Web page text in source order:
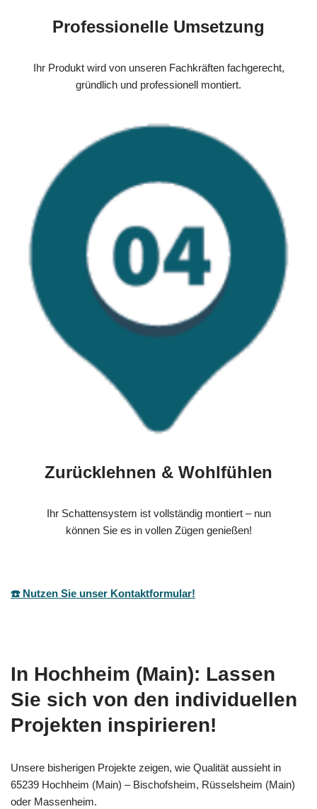
Professionelle Umsetzung
Ihr Produkt wird von unseren Fachkräften fachgerecht,
gründlich und professionell montiert.
Zurücklehnen & Wohlfühlen
Ihr Schattensystem ist vollständig montiert – nun
können Sie es in vollen Zügen genießen!
☎️ Nutzen Sie unser Kontaktformular!
In Hochheim (Main): Lassen
Sie sich von den individuellen
Projekten inspirieren!
Unsere bisherigen Projekte zeigen, wie Qualität aussieht in
65239 Hochheim (Main) – Bischofsheim, Rüsselsheim (Main)
oder Massenheim.